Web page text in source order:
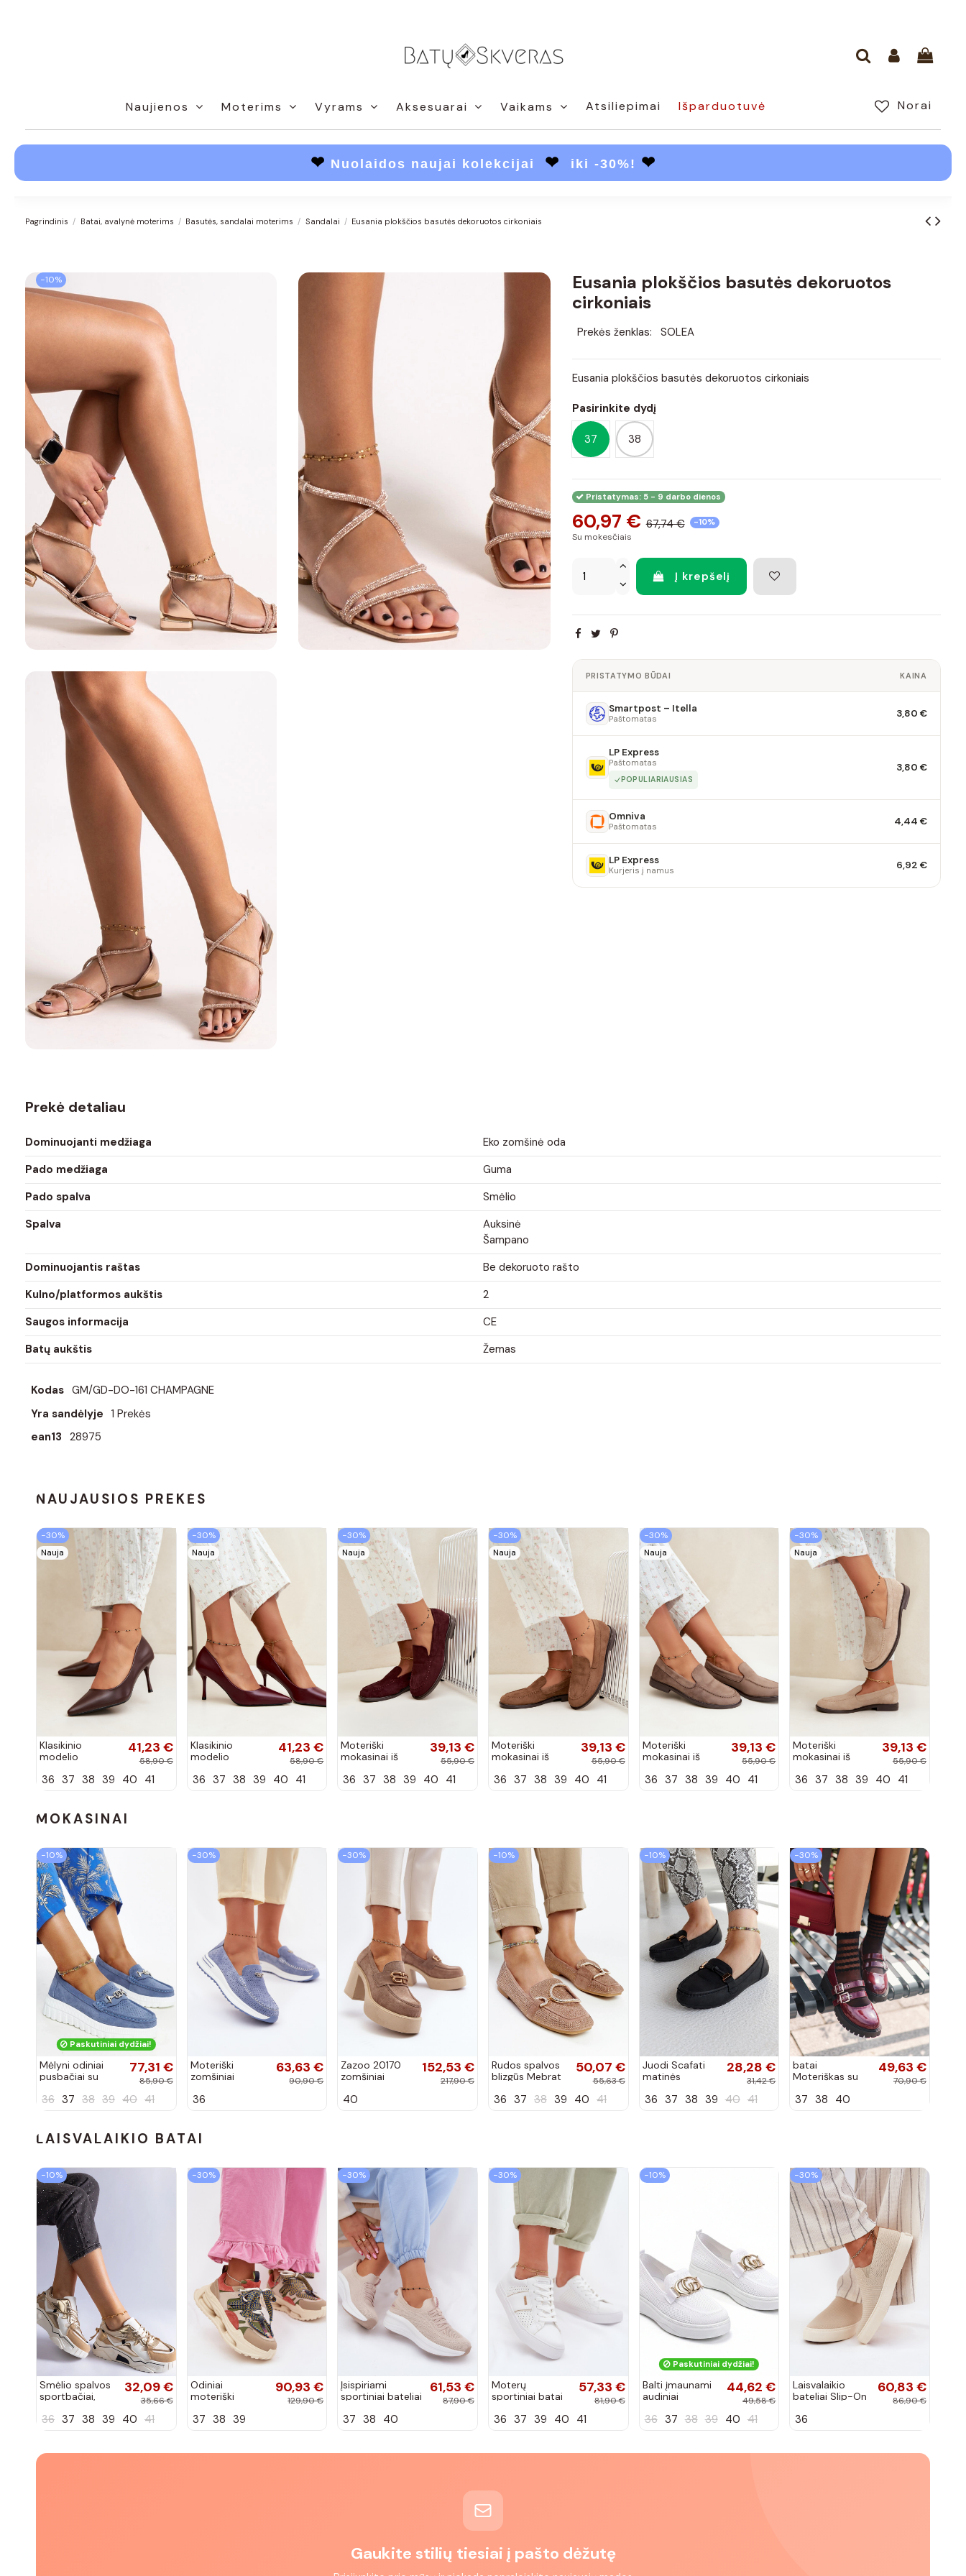
Naujienos Moterims Vyrams Aksesuarai Vaikams Atsiliepimai Norai
Išparduotuvė
❤ Nuolaidos naujai kolekcijai ❤ iki -30%! ❤
Pagrindinis Batai, avalynė moterims Basutės, sandalai moterims Sandalai Eusania plokščios basutės dekoruotos cirkoniais
−10%
Eusania plokščios basutės dekoruotos
cirkoniais
Prekės ženklas: SOLEA
Eusania plokščios basutės dekoruotos cirkoniais
Pasirinkite dydį
37 38
Pristatymas: 5 - 9 darbo dienos
60,97 € 67,74 € -10%
Su mokesčiais
Į krepšelį
PRISTATYMO BŪDAI KAINA
Smartpost – Itella
Paštomatas 3,80 €
LP Express
Paštomatas
POPULIARIAUSIAS
3,80 €
Omniva
Paštomatas 4,44 €
LP Express
Kurjeris į namus 6,92 €
Prekė detaliau
Dominuojanti medžiaga
Eko zomšinė oda
Pado medžiaga
Guma
Pado spalva
Smėlio
Spalva
Auksinė
Šampano
Dominuojantis raštas
Be dekoruoto rašto
Kulno/platformos aukštis
2
Saugos informacija
CE
Batų aukštis
Žemas
Kodas GM/GD-DO-161 CHAMPAGNE
Yra sandėlyje 1 Prekės
ean13 28975
NAUJAUSIOS PREKĖS
−30%
Nauja
Klasikinio
modelio
bateliai iš
spalvos Nesha
41,23 €
58,90 €
36 37 38 39 40 41
−30%
Nauja
Klasikinio
modelio
bateliai iš
41,23 €
58,90 €
36 37 38 39 40 41
−30%
Nauja
Moteriški
mokasinai iš
zomšos, bordo
39,13 €
55,90 €
36 37 38 39 40 41
−30%
Nauja
Moteriški
mokasinai iš
zomšos, rudos
39,13 €
55,90 €
36 37 38 39 40 41
−30%
Nauja
Moteriški
mokasinai iš
zomšos, molio
39,13 €
55,90 €
36 37 38 39 40 41
−30%
Nauja
Moteriški
mokasinai iš
zomšos, smėlio
39,13 €
55,90 €
36 37 38 39 40 41
MOKASINAI
−10%
Paskutiniai dydžiai!
Mėlyni odiniai
pusbačiai su
sagtimi Taija
77,31 €
85,90 €
36 37 38 39 40 41
−30%
Moteriški
zomšiniai
Demela mėlynos
63,63 €
90,90 €
36
−30%
Zazoo 20170
zomšiniai
kulniukais
152,53 €
217,90 €
40
−10%
Rudos spalvos
blizgūs Mebrat
50,07 €
55,63 €
36 37 38 39 40 41
−10%
Juodi Scafati
matinės
28,28 €
31,42 €
36 37 38 39 40 41
−30%
batai
Moteriškas su
lako efektu
49,63 €
70,90 €
37 38 40
LAISVALAIKIO BATAI
−10%
Smėlio spalvos
sportbačiai,
Valdez cirkonio
32,09 €
35,66 €
36 37 38 39 40 41
−30%
Odiniai
moteriški
platforma D&A
90,93 €
129,90 €
37 38 39
−30%
Įsispiriami
sportiniai bateliai
smėlio spalvos
61,53 €
87,90 €
37 38 40
−30%
Moterų
sportiniai batai
elementais Big
57,33 €
81,90 €
36 37 39 40 41
−10%
Paskutiniai dydžiai!
Balti įmaunami
audiniai
sagtele
44,62 €
49,58 €
36 37 38 39 40 41
−30%
Laisvalaikio
bateliai Slip-On
RR274721 smėlio
60,83 €
86,90 €
36
Gaukite stilių tiesiai į pašto dėžutę